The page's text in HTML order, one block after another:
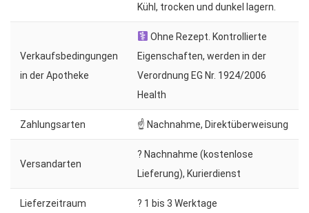
Kühl, trocken und dunkel lagern.
Verkaufsbedingungen
in der Apotheke
Ohne Rezept. Kontrollierte
Eigenschaften, werden in der
Verordnung EG Nr. 1924/2006
Health
Zahlungsarten ☝ Nachnahme, Direktüberweisung
Versandarten
? Nachnahme (kostenlose
Lieferung), Kurierdienst
Lieferzeitraum ?️ 1 bis 3 Werktage